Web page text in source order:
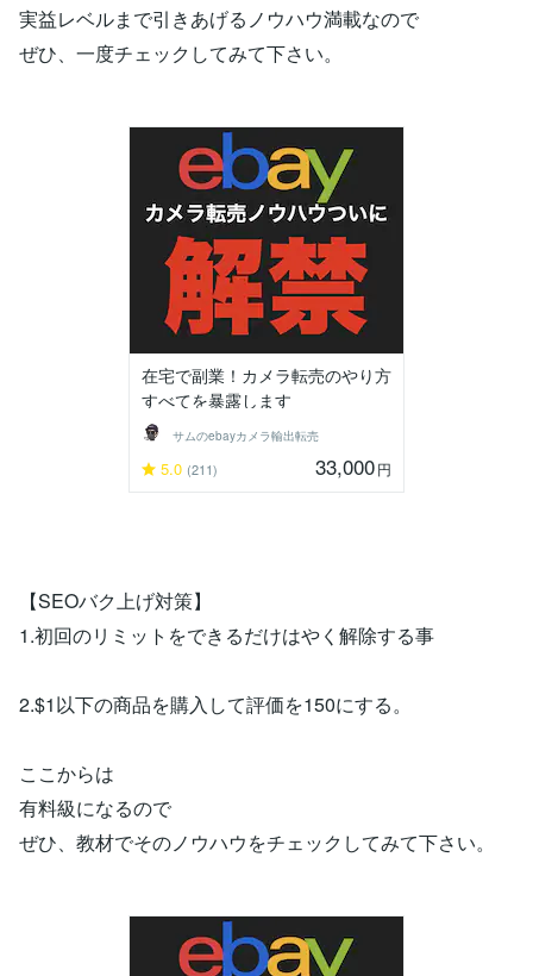
実益レベルまで引きあげるノウハウ満載なので
ぜひ、一度チェックしてみて下さい。
在宅で副業！カメラ転売のやり方
すべてを暴露します
サムのebayカメラ輸出転売
5.0 (211) 33,000円
【SEOバク上げ対策】
1.初回のリミットをできるだけはやく解除する事
2.$1以下の商品を購入して評価を150にする。
ここからは
有料級になるので
ぜひ、教材でそのノウハウをチェックしてみて下さい。